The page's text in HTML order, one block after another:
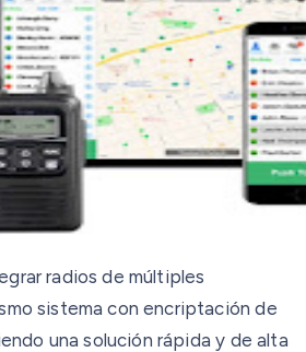
radios de múltiples
sistema con encriptación de
una solución rápida y de alta